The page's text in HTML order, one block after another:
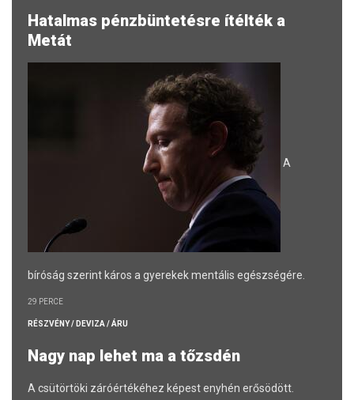
Hatalmas pénzbüntetésre ítélték a
Metát
A
bíróság szerint káros a gyerekek mentális egészségére.
29 PERCE
RÉSZVÉNY / DEVIZA / ÁRU
Nagy nap lehet ma a tőzsdén
A csütörtöki záróértékéhez képest enyhén erősödött.